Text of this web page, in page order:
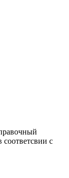
соответсвии с